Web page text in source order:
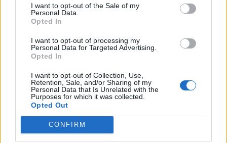
I want to opt-out of the Sale of my
Personal Data.
Opted In
I want to opt-out of processing my
Personal Data for Targeted Advertising.
Opted In
I want to opt-out of Collection, Use,
Retention, Sale, and/or Sharing of my
Personal Data that Is Unrelated with the
Purposes for which it was collected.
Opted Out
CONFIRM
A keresett cikk a portfolio.hu hírarchívumához
tartozik, melynek olvasása előfizetéses
regisztrációhoz kötött.
Az előfizetés a következőket tartalmazza:
Kötéslisták: BÉT elmúlt 2 év napon belüli
kötéslistái
Előfizetés